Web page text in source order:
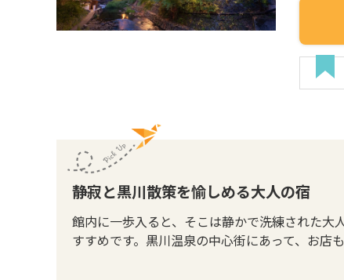
静寂と黒川散策を愉しめる大人の宿
館内に一歩入ると、そこは静かで洗練された大
すすめです。黒川温泉の中心街にあって、お店